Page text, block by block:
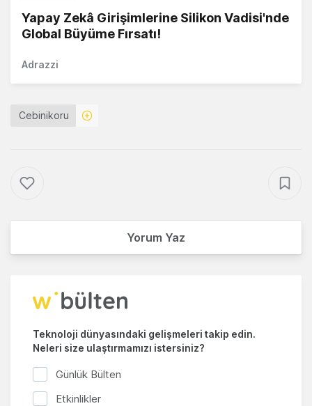
Yapay Zekâ Girişimlerine Silikon Vadisi'nde
Global Büyüme Fırsatı!
Adrazzi
Cebinikoru
Yorum Yaz
Teknoloji dünyasındaki gelişmeleri takip edin.
Neleri size ulaştırmamızı istersiniz?
Günlük Bülten
Etkinlikler